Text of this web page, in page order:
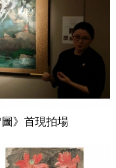
》首現拍場